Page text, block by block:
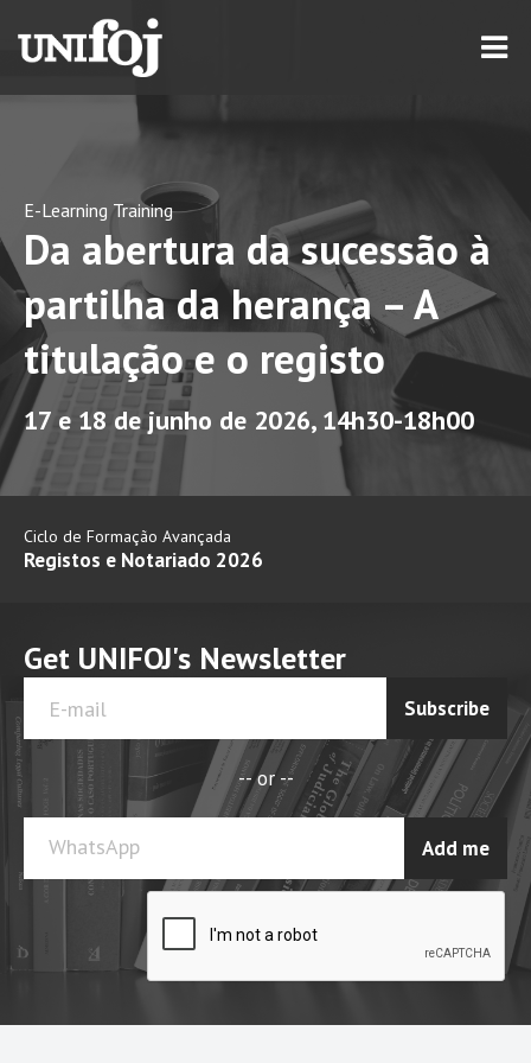
E-Learning Training
Da abertura da sucessão à
partilha da herança – A
titulação e o registo
17 e 18 de junho de 2026, 14h30-18h00
Ciclo de Formação Avançada
Registos e Notariado 2026
Get UNIFOJ's Newsletter
Subscribe
-- or --
WhatsApp Add me